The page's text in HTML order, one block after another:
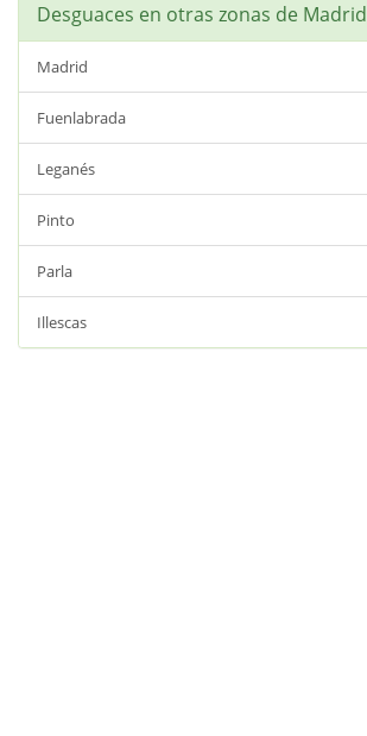
Desguaces en otras zonas de Madrid
Madrid
Fuenlabrada
Leganés
Pinto
Parla
Illescas